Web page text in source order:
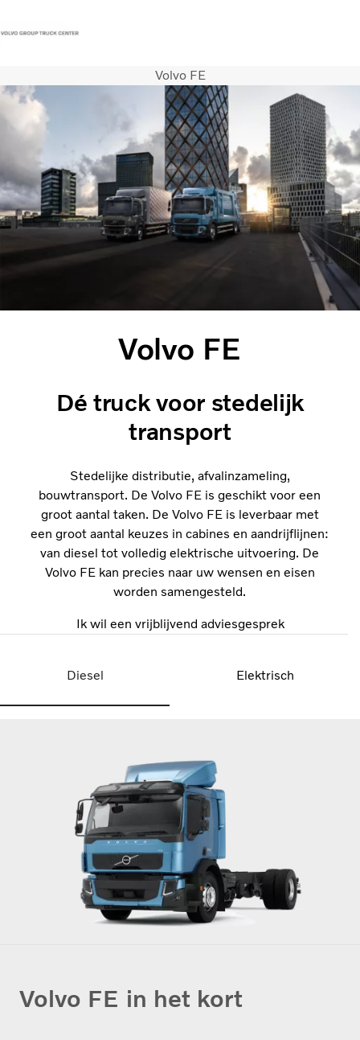
VacaturesPersberichten
Volvo Trucks
Renault Trucks
Renault Bedrijfswagens
Services
Duurzaam
Onze vestigingen
Volvo FE
Volvo FE
Dé truck voor stedelijk
transport
Stedelijke distributie, afvalinzameling,
bouwtransport. De Volvo FE is geschikt voor een
groot aantal taken. De Volvo FE is leverbaar met
een groot aantal keuzes in cabines en aandrijflijnen:
van diesel tot volledig elektrische uitvoering. De
Volvo FE kan precies naar uw wensen en eisen
worden samengesteld.
Ik wil een vrijblijvend adviesgesprek
Diesel Elektrisch
Volvo FE in het kort